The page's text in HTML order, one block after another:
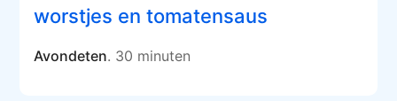
worstjes en tomatensaus
Avondeten. 30 minuten